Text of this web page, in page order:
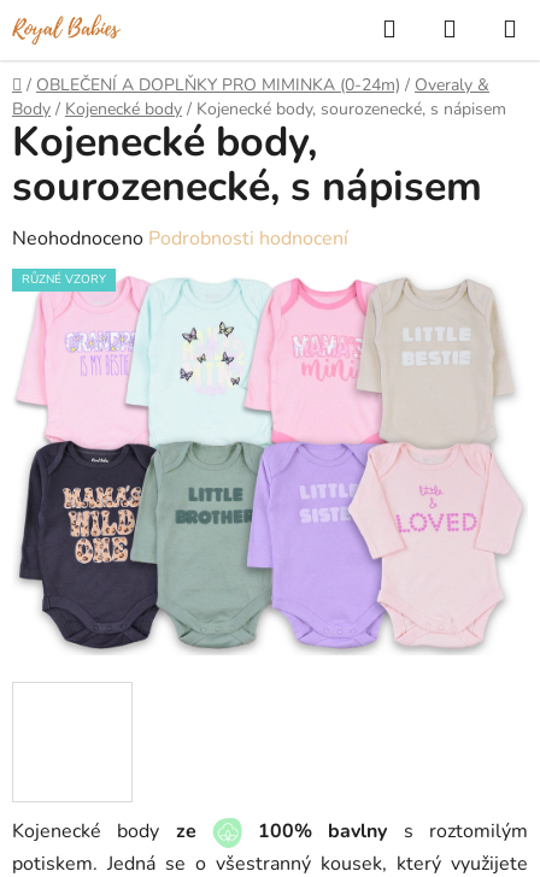
Přejít
na
obsah
Hledat
KOŠÍK
Domů
/ OBLEČENÍ A DOPLŇKY PRO MIMINKA (0-24m) / Overaly &
Body / Kojenecké body / Kojenecké body, sourozenecké, s nápisem
Kojenecké body ze 100% bavlny s roztomilým
potiskem. Jedná se o všestranný kousek, který využijete
Kojenecké body,
sourozenecké, s nápisem
Průměrné
hodnocení
produktu
0,0
z
hvězdiček.
Neohodnoceno Podrobnosti hodnocení
RŮZNÉ VZORY